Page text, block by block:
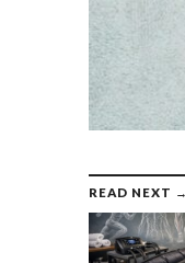
READ NEXT →